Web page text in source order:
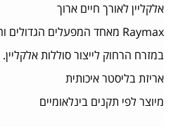
אלקליין לאורך חיים ארוך
Raymax מאחד המפעלים הגדולים והוותיקים
במזרח הרחוק לייצור סוללות אלקליין.
אריזת בליסטר איכותית
מיוצר לפי תקנים בינלאומיים